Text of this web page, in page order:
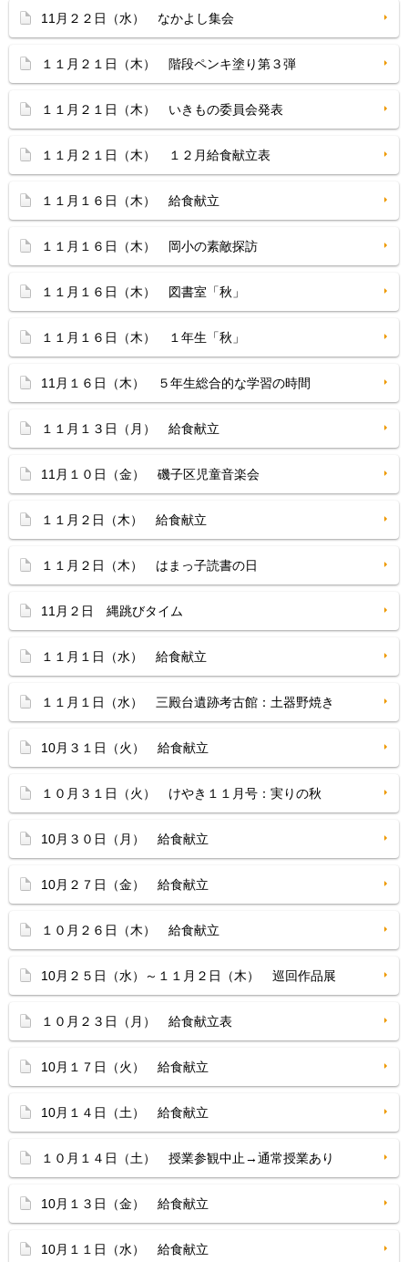
11月２２日（水） なかよし集会
１１月２１日（木） 階段ペンキ塗り第３弾
１１月２１日（木） いきもの委員会発表
１１月２１日（木） １２月給食献立表
１１月１６日（木） 給食献立
１１月１６日（木） 岡小の素敵探訪
１１月１６日（木） 図書室「秋」
１１月１６日（木） １年生「秋」
11月１６日（木） ５年生総合的な学習の時間
１１月１３日（月） 給食献立
11月１０日（金） 磯子区児童音楽会
１１月２日（木） 給食献立
１１月２日（木） はまっ子読書の日
11月２日 縄跳びタイム
１１月１日（水） 給食献立
１１月１日（水） 三殿台遺跡考古館：土器野焼き
10月３１日（火） 給食献立
１０月３１日（火） けやき１１月号：実りの秋
10月３０日（月） 給食献立
10月２７日（金） 給食献立
１０月２６日（木） 給食献立
10月２５日（水）～１１月２日（木） 巡回作品展
１０月２３日（月） 給食献立表
10月１７日（火） 給食献立
10月１４日（土） 給食献立
１０月１４日（土） 授業参観中止→通常授業あり
10月１３日（金） 給食献立
10月１１日（水） 給食献立